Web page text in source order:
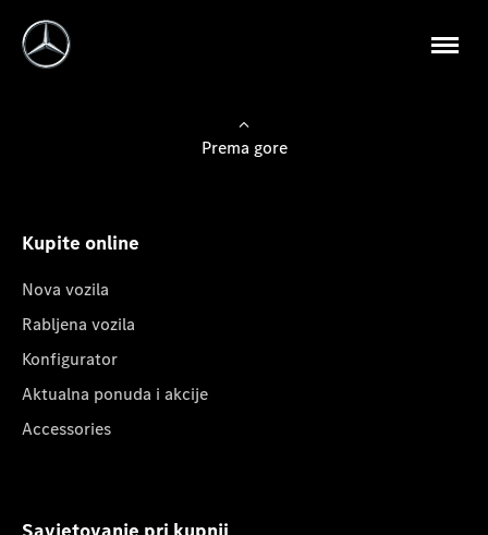
Prema gore
Kupite online
Nova vozila
Rabljena vozila
Konfigurator
Aktualna ponuda i akcije
Accessories